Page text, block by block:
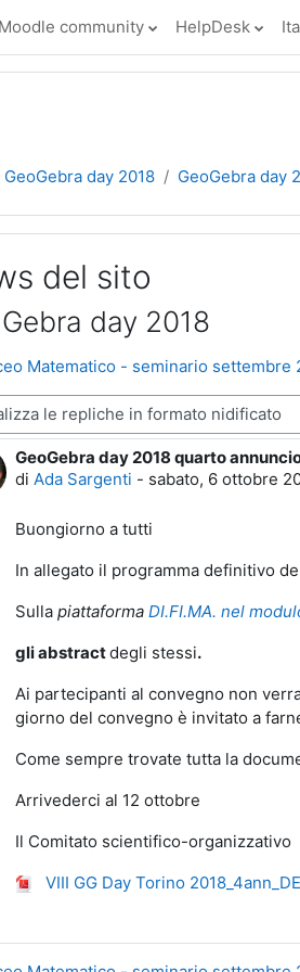
Moodle community HelpDesk
GeoGebra day 2018 GeoGebra day
del sito
day 2018
Matematico - seminario settembre
GeoGebra day 2018 quarto
di Ada Sargenti - sabato, 6 ottobre
Numero di risposte: 0
Buongiorno a tutti
In allegato il programma definitivo
Sulla piattaforma DI.FI.MA. nel
gli abstractdegli stessi.
Ai partecipanti al convegno non
giorno del convegno è invitato a
Come sempre trovate tutta la
Arrivederci al 12 ottobre
Il Comitato scientifico-organizzativo
VIII GG Day Torino